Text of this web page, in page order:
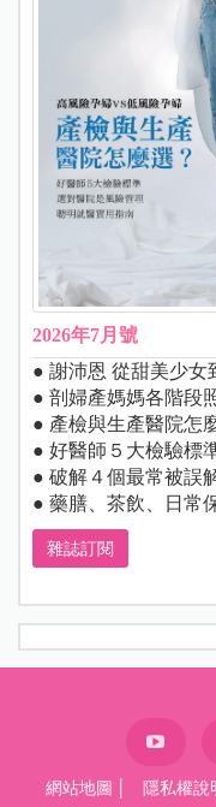
2026年7月號
● 謝沛恩 從甜美少女
● 剖婦產媽媽各階段
● 產檢與生產醫院怎
● 好醫師５大檢驗標
● 破解４個最常被誤
● 藥膳、茶飲、日常
雜誌訂閱
網站地圖 隱私權說